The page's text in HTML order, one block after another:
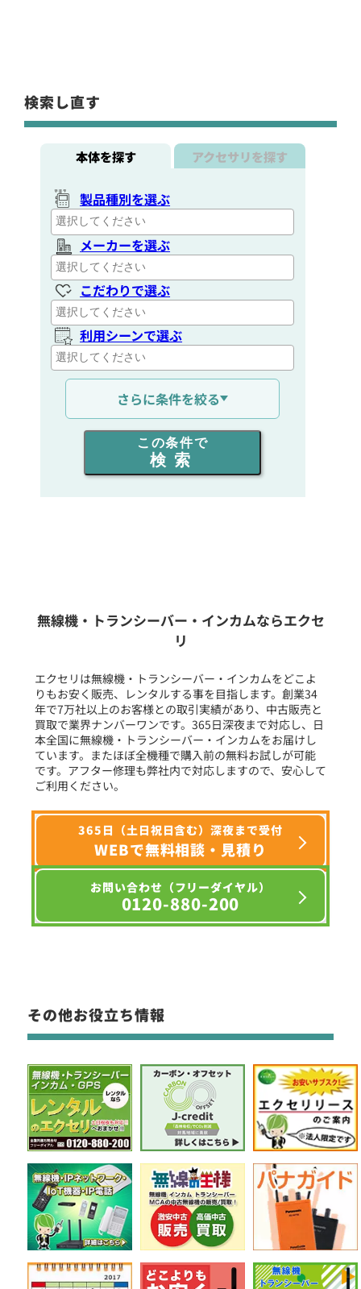
検索し直す
本体を探す アクセサリを探す
製品種別を選ぶ
メーカーを選ぶ
こだわりで選ぶ
利用シーンで選ぶ
通信距離を選ぶ
出力を選ぶ
同時通話人数を選ぶ
フリーワード入力(製品名等)
選択条件をリセット
さらに条件を絞る
この条件で
検索
無線機・トランシーバー・インカムならエクセ
リ
エクセリは無線機・トランシーバー・インカムをどこよ
りもお安く販売、レンタルする事を目指します。創業34
年で7万社以上のお客様との取引実績があり、中古販売と
買取で業界ナンバーワンです。365日深夜まで対応し、日
本全国に無線機・トランシーバー・インカムをお届けし
ています。またほぼ全機種で購入前の無料お試しが可能
です。アフター修理も弊社内で対応しますので、安心して
ご利用ください。
365日（土日祝日含む）深夜まで受付
WEBで無料相談・見積り
お問い合わせ（フリーダイヤル）
0120-880-200
その他お役立ち情報